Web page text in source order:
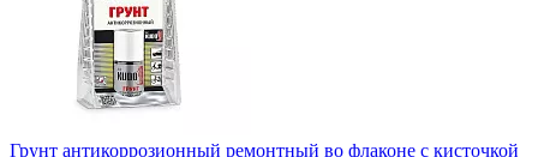
Грунт антикоррозионный ремонтный во флаконе с кисточкой